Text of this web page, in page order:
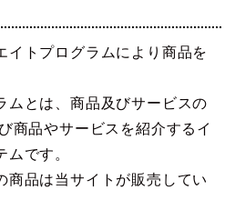
イトプログラムにより商品を
ムとは、商品及びサービスの
商品やサービスを紹介するイ
ムです。
商品は当サイトが販売してい